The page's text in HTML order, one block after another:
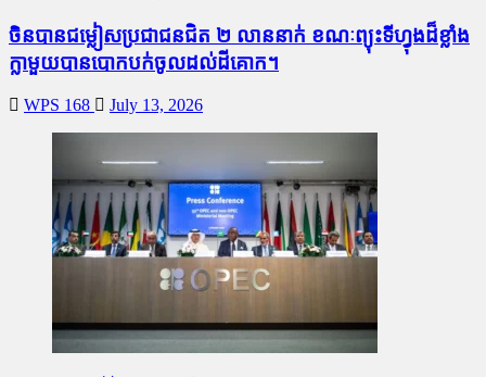
ចិនបានជម្លៀសប្រជាជនជិត ២ លាននាក់ ខណៈព្យុះទីហ្វុងដ៏ខ្លាំង
ក្លាមួយបានបោកបក់ចូលដល់ដីគោក។
WPS 168 July 13, 2026